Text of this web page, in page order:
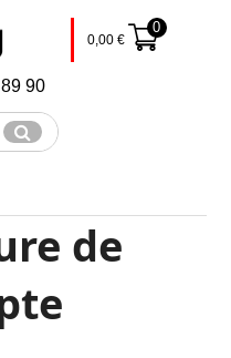
90
Envoyer
0,00 €
0
de